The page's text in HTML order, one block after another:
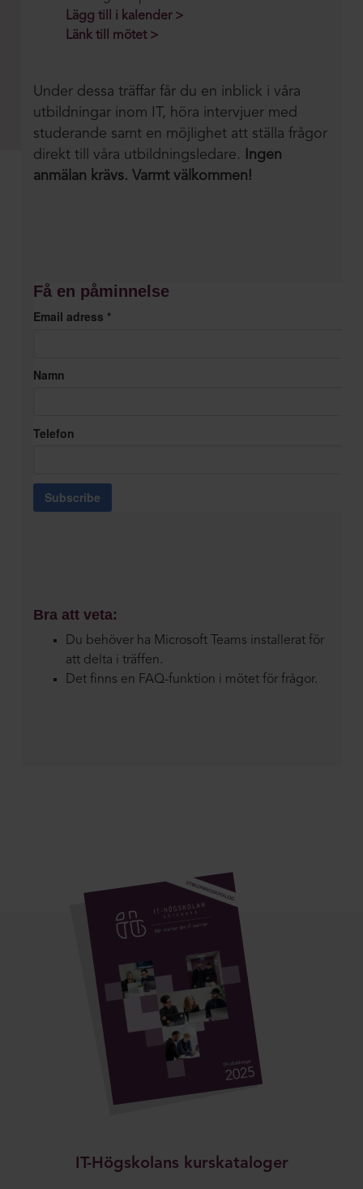
Lägg till i kalender >
Länk till mötet >
Under dessa träffar får du en inblick i våra
utbildningar inom IT, höra intervjuer med
studerande samt en möjlighet att ställa frågor
direkt till våra utbildningsledare.
Ingen
anmälan krävs. Varmt välkommen!
Få en påminnelse
Email adress *
Namn
Telefon
Bra att veta:
Du behöver ha Microsoft Teams installerat för
att delta i träffen.
Det finns en FAQ-funktion i mötet för frågor.
IT-Högskolans kurskataloger